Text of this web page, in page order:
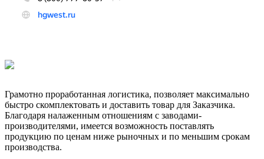
Грамотно проработанная логистика, позволяет максимально
быстро скомплектовать и доставить товар для Заказчика.
Благодаря налаженным отношениям с заводами-
производителями, имеется возможность поставлять
продукцию по ценам ниже рыночных и по меньшим срокам
производства.